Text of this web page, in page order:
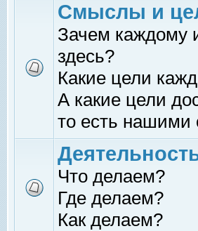
Смыслы и
Зачем каждому
здесь?
Какие цели
А какие цели
то есть
Что делаем?
Где делаем?
Как делаем?